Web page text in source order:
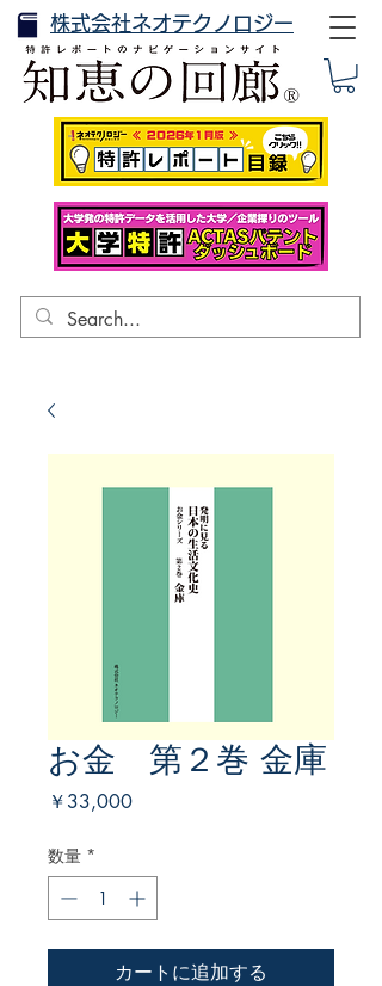
株式会社ネオテクノロジー
お金 第２巻 金庫
￥33,000価
数量 *
カートに追加する